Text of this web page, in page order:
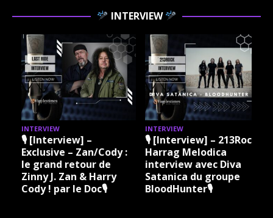
INTERVIEW
INTERVIEW
🎙 [Interview] –
Exclusive – Zan/Cody :
le grand retour de
Zinny J. Zan & Harry
Cody ! par le Doc🎙
INTERVIEW
🎙 [Interview] – 213Rock
Harrag Melodica
interview avec Diva
Satanica du groupe
BloodHunter🎙